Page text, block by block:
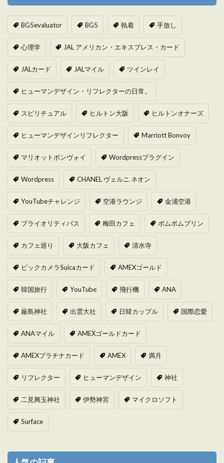
BG5evaluator BG5 執着 手放し
心理学 JAL アメリカン・エキスプレス・カード
JALカード JALマイル ツインレイ
ヒューマンデザイン・リフレクターの日常。
スピリチュアル ヒルトン大阪 ヒルトンオナーズ
ヒューマンデザインリフレクター Marriott Bonvoy
マリオットボンヴォイ Wordpressプラグイン
Wordpress CHANEL ヴェルニ ネオン
YouTubeチャレンジ 空港ラウンジ 金浦空港
プライオリティパス 梅田カフェ ポムポムプリン
カフェ巡り 大阪カフェ 清水寺
ビックカメラSuicaカード AMEXゴールド
韓国旅行 YouTube 飛行機 ANA
厳島神社 出雲大社 日韓カップル 国際恋愛
ANAマイル AMEXゴールドカード
AMEXプラチナカード AMEX 満月
リフレクター ヒューマンデザイン 神社
二見興玉神社 伊勢神宮 マイクロソフト
Surface